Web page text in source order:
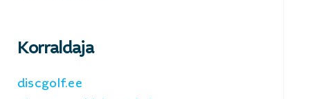
Korraldaja
discgolf.ee